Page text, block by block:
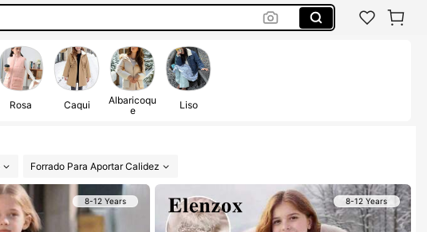
Rosa Caqui
Albaricoqu
e
Liso
Forrado Para Aportar Calidez
8-12 Years 8-12 Years